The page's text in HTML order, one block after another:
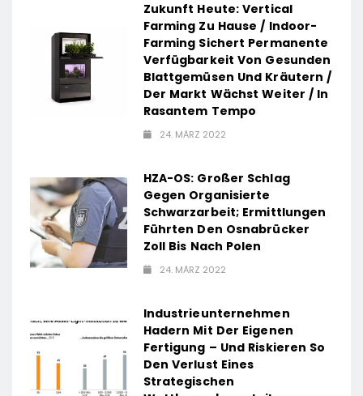
Zukunft Heute: Vertical
Farming Zu Hause / Indoor-
Farming Sichert Permanente
Verfügbarkeit Von Gesunden
Blattgemüsen Und Kräutern /
Der Markt Wächst Weiter / In
Rasantem Tempo
24. MÄRZ 2022
HZA-OS: Großer Schlag
Gegen Organisierte
Schwarzarbeit; Ermittlungen
Führten Den Osnabrücker
Zoll Bis Nach Polen
24. MÄRZ 2022
Industrieunternehmen
Hadern Mit Der Eigenen
Fertigung – Und Riskieren So
Den Verlust Eines
Strategischen